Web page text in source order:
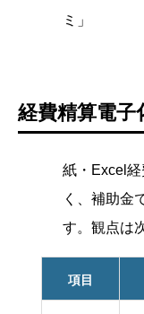
ミ」
経費精算電子
紙・Excel
く、補助金
す。観点は
項目